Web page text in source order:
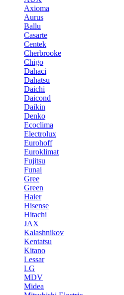
Axioma
Aurus
Ballu
Casarte
Centek
Cherbrooke
Chigo
Dahaci
Dahatsu
Daichi
Daicond
Daikin
Denko
Ecoclima
Electrolux
Eurohoff
Euroklimat
Fujitsu
Funai
Gree
Green
Haier
Hisense
Hitachi
JAX
Kalashnikov
Kentatsu
Kitano
Lessar
LG
MDV
Midea